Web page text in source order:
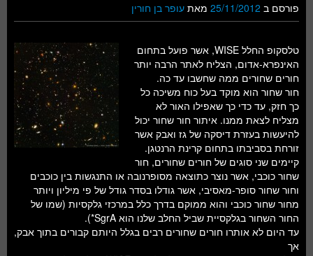
פורסם ב 25/11/2012 מאת עופר בן חורין
טלסקופ החלל WISE, אשר פועל בתחום
האינפרא-אדום, הצליח לאתר הרבה יותר
חורים שחורים ממה שחשבו עד כה.
חור שחור הוא מוקד בעל כוח משיכה כל
כך חזק, עד כדי כך שאפילו האור לא
מצליח לצאת ממנו. איתור חור שחור יכול
להיעשות בעזרת דיסקה של גז ואבק אשר
זורחת בסביבתו בתחום קרינת הרנטגן.
קיימים שני סוגים של חורים שחורים, חור
שחור כוכבי, אשר נוצר כתוצאה מסופרנובה או התנגשות בין כוכבים
וחור שחור סופר-מאסיבי, אשר גודלו בסדר גודל של פי מיליון ויותר
מחור שחור כוכבי והוא ממוקם בדרך כלל במרכזי גלקסיות (שמו של
החור השחור בגלקסיית שביל החלב שלנו הוא SgrA*).
עד היום לא אותרו חורים שחורים רבים בגלל היותם קבורים בתוך אבק,
אך